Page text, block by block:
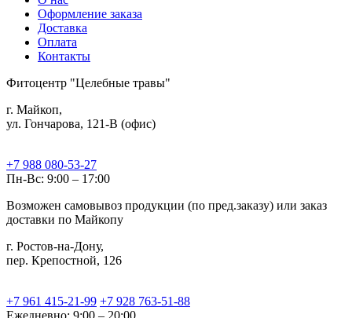
Оформление заказа
Доставка
Оплата
Контакты
Фитоцентр "Целебные травы"
г. Майкоп,
ул. Гончарова, 121-В (офис)
+7 988 080-53-27
Пн-Вс: 9:00 – 17:00
Возможен самовывоз продукции (по пред.заказу) или заказ
доставки по Майкопу
г. Ростов-на-Дону,
пер. Крепостной, 126
+7 961 415-21-99 +7 928 763-51-88